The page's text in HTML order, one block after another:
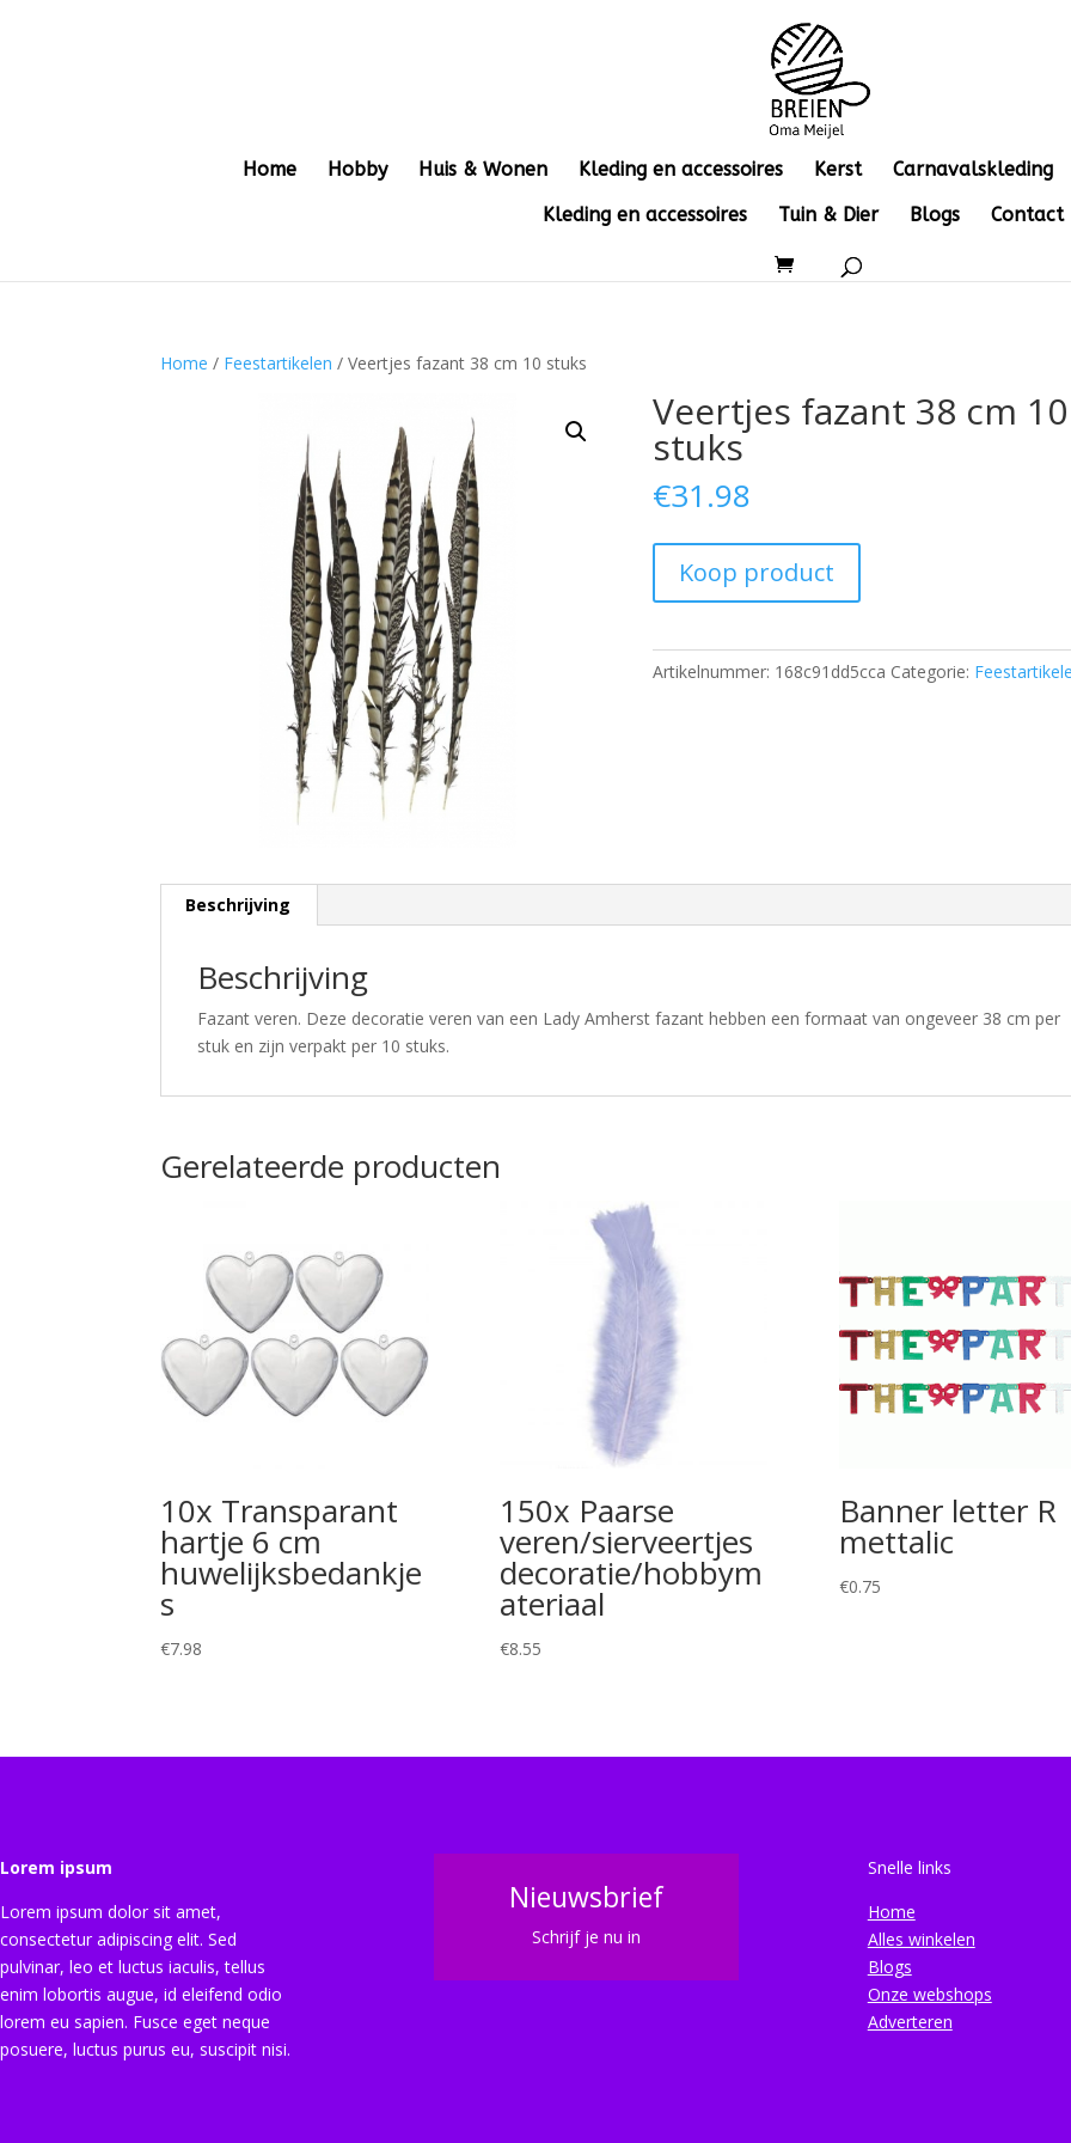
Home Hobby Huis & Wonen Kleding en accessoires Kerst
Carnavalskleding
Kleding en accessoires
Tuin & Dier Blogs Contact
Home / Feestartikelen / Veertjes fazant 38 cm 10 stuks
Veertjes fazant 38 cm 10
stuks
€31.98
Koop product
Artikelnummer: 168c91dd5cca Categorie:
Beschrijving
Beschrijving
Fazant veren. Deze decoratie veren van een Lady Amherst fazant hebben een formaat van ongeveer 38 cm per
stuk en zijn verpakt per 10 stuks.
Gerelateerde producten
10x Transparant
hartje 6 cm
huwelijksbedankje
s
€7.98
150x Paarse
veren/sierveertjes
decoratie/hobbym
ateriaal
€8.55
Banner letter R
mettalic
€0.75
Lorem ipsum
Lorem ipsum dolor sit amet,
consectetur adipiscing elit. Sed
pulvinar, leo et luctus iaculis, tellus
enim lobortis augue, id eleifend odio
lorem eu sapien. Fusce eget neque
posuere, luctus purus eu, suscipit nisi.
Nieuwsbrief
Schrijf je nu in
Snelle links
Home
Alles winkelen
Blogs
Onze webshops
Adverteren